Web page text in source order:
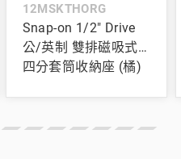
12MSKTHORG
Snap-on 1/2" Drive
公/英制 雙排磁吸式
四分套筒收納座 (橘)